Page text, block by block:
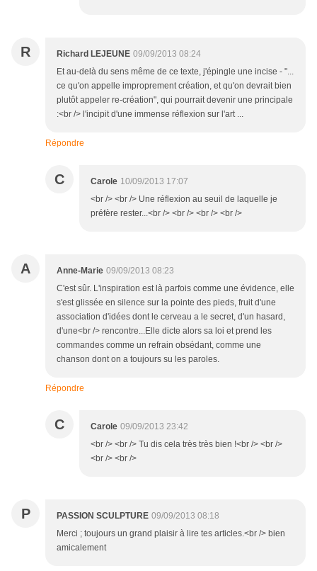
R Richard LEJEUNE 09/09/2013 08:24
Et au-delà du sens même de ce texte, j'épingle une incise - "...
ce qu'on appelle improprement création, et qu'on devrait bien
plutôt appeler re-création", qui pourrait devenir une principale
:<br /> l'incipit d'une immense réflexion sur l'art ...
Répondre
C Carole 10/09/2013 17:07
<br /> <br /> Une réflexion au seuil de laquelle je
préfère rester...<br /> <br /> <br /> <br />
A Anne-Marie 09/09/2013 08:23
C'est sûr. L'inspiration est là parfois comme une évidence, elle
s'est glissée en silence sur la pointe des pieds, fruit d'une
association d'idées dont le cerveau a le secret, d'un hasard,
d'une<br /> rencontre...Elle dicte alors sa loi et prend les
commandes comme un refrain obsédant, comme une
chanson dont on a toujours su les paroles.
Répondre
C Carole 09/09/2013 23:42
<br /> <br /> Tu dis cela très très bien !<br /> <br />
<br /> <br />
P PASSION SCULPTURE 09/09/2013 08:18
Merci ; toujours un grand plaisir à lire tes articles.<br /> bien
amicalement